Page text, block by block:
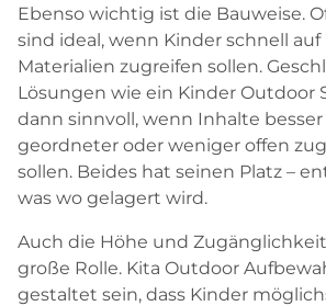
Ebenso wichtig ist die Bauweise.
sind ideal, wenn Kinder schnell
Materialien zugreifen sollen.
Lösungen wie ein Kinder Outdoor
dann sinnvoll, wenn Inhalte
geordneter oder weniger offen
sollen. Beides hat seinen Platz –
was wo gelagert wird.
Auch die Höhe und
große Rolle. Kita Outdoor
gestaltet sein, dass Kinder